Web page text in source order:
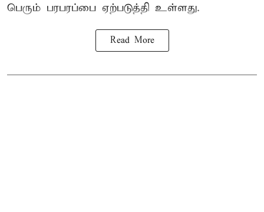
பெரும் பரபரப்பை ஏற்படுத்தி உள்ளது.
Read More